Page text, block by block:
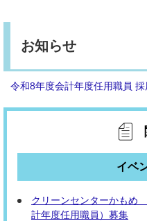
お知らせ
令和8年度会計年度任用職員 採
イベ
クリーンセンターかもめ
計年度任用職員）募集